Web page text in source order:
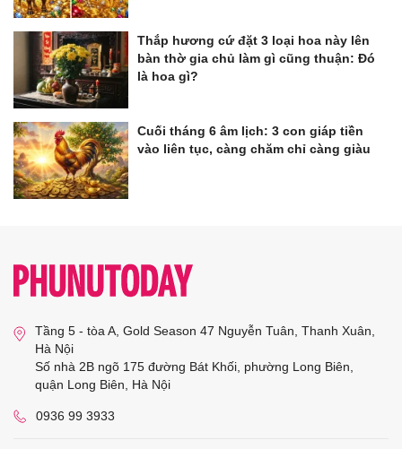
Thắp hương cứ đặt 3 loại hoa này lên
bàn thờ gia chủ làm gì cũng thuận: Đó
là hoa gì?
Cuối tháng 6 âm lịch: 3 con giáp tiền
vào liên tục, càng chăm chỉ càng giàu
Tầng 5 - tòa A, Gold Season 47 Nguyễn Tuân, Thanh Xuân,
Hà Nội
Số nhà 2B ngõ 175 đường Bát Khối, phường Long Biên,
quận Long Biên, Hà Nội
0936 99 3933